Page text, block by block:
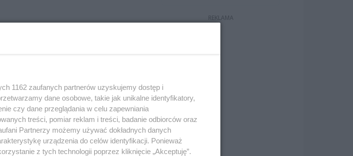
1162 zaufanych partnerów uzyskujemy dostęp i
dane osobowe, takie jak unikalne identyfikatory,
czy dane przeglądania w celu zapewniania
treści, pomiar reklam i treści, badanie odbiorców oraz
Partnerzy możemy używać dokładnych danych
urządzenia do celów identyfikacji. Ponieważ
z tych technologii poprzez kliknięcie „Akceptuję”.